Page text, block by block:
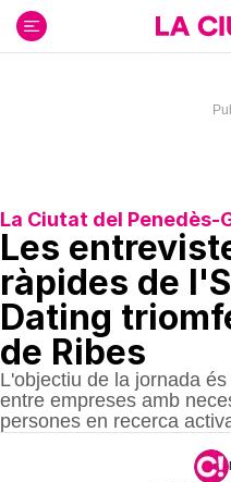
contenido
La Ciutat del Penedès-
Les
ràpides de
Dating
de Ribes
L'objectiu de la jornada
entre empreses amb
persones en recerca